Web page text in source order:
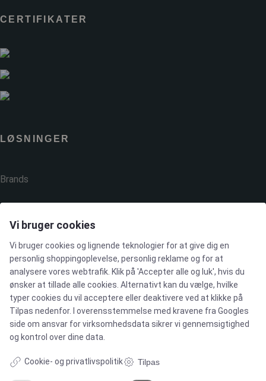
CERTIFIKATER
LØSNINGER
Brands
Produkter
Services
MARKEDER
Food & Beverage
Vi bruger cookies
Vi bruger cookies og lignende teknologier for at give dig en
personlig shoppingoplevelse, personlig reklame og for at
analysere vores webtrafik. Klik på 'Accepter alle og luk', hvis du
ønsker at tillade alle cookies. Alternativt kan du vælge, hvilke
typer cookies du vil acceptere eller deaktivere ved at klikke på
Tilpas nedenfor. I overensstemmelse med kravene fra Googles
side om ansvar for virksomhedsdata sikrer vi gennemsigtighed
og kontrol over dine data.
Cookie- og privatlivspolitik Tilpas